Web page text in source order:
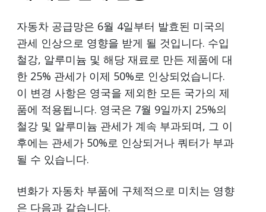
자동차 공급망은 6월 4일부터 발효된 미국의
관세 인상으로 영향을 받게 될 것입니다. 수입
철강, 알루미늄 및 해당 재료로 만든 제품에 대
한 25% 관세가 이제 50%로 인상되었습니다.
이 변경 사항은 영국을 제외한 모든 국가의 제
품에 적용됩니다. 영국은 7월 9일까지 25%의
철강 및 알루미늄 관세가 계속 부과되며, 그 이
후에는 관세가 50%로 인상되거나 쿼터가 부과
될 수 있습니다.
변화가 자동차 부품에 구체적으로 미치는 영향
은 다음과 같습니다.